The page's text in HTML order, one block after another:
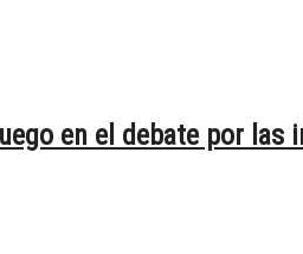
en el debate por las